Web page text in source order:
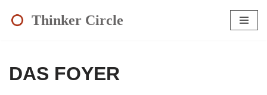
Thinker Circle
DAS FOYER